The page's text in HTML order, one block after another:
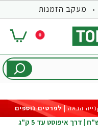
מעקב הזמנות
0
לפרטים נוספים